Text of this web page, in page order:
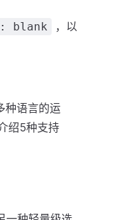
blank
，以
种语言的运
绍5种支持